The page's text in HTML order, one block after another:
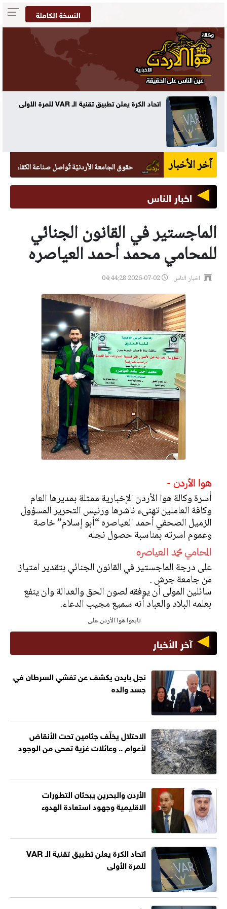
النسخة الكاملة
اتحاد الكرة يعلن تطبيق تقنية الـ VAR للمرة الأولى
آخر الأخبار حقوق الجامعة الأردنيّة تُواصل صناعة الكفاءات القانونيّة بتخريج 265
اخبار الناس
الماجستير في القانون الجنائي
للمحامي محمد أحمد العياصره
اخبار الناس
هوا الأردن -
أسرة وكالة هوا الأردن الإخبارية ممثلة بمديرها العام
وكافة العاملين تهنىء ناشرها ورئيس التحرير المسؤول
الزميل الصحفي أحمد العياصره “أبو إسلام” خاصة
وعموم اسرته بمناسبة حصول نجله
المحامي محمد العياصره
على درجة الماجستير في القانون الجنائي بتقدير امتياز
من جامعة جرش .
سائلين المولى أن يوفقه لصون الحق والعدالة وان ينفع
بعلمه البلاد والعباد أنه سميع مجيب الدعاء.
تابعوا هوا الأردن على
آخر الأخبار
نجل بايدن يكشف عن تفشي السرطان في
جسد والده
الاحتلال يخلّف جثامين تحت الأنقاض
لأعوام .. وعائلات غزية تمحى من الوجود
الأردن والبحرين يبحثان التطورات
الاقليمية وجهود استعادة الهدوء
اتحاد الكرة يعلن تطبيق تقنية الـ VAR
للمرة الأولى